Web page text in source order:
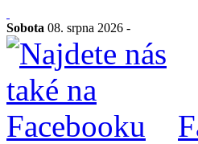
Sobota 08. srpna 2026 -